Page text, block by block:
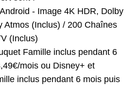
- Image 4K HDR, Dolby
Atmos (Inclus) / 200 Chaînes
(Inclus)
Famille inclus pendant 6
mois ou Disney+ et
inclus pendant 6 mois puis